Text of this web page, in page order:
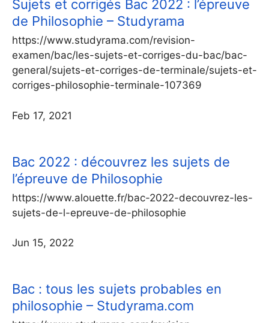
Sujets et corrigés Bac 2022 : l’épreuve
de Philosophie – Studyrama
https://www.studyrama.com/revision-
examen/bac/les-sujets-et-corriges-du-bac/bac-
general/sujets-et-corriges-de-terminale/sujets-et-
corriges-philosophie-terminale-107369
Feb 17, 2021
Bac 2022 : découvrez les sujets de
l’épreuve de Philosophie
https://www.alouette.fr/bac-2022-decouvrez-les-
sujets-de-l-epreuve-de-philosophie
Jun 15, 2022
Bac : tous les sujets probables en
philosophie – Studyrama.com